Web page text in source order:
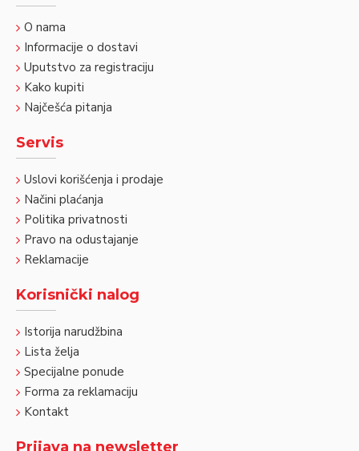
O nama
Informacije o dostavi
Uputstvo za registraciju
Kako kupiti
Najčešća pitanja
Servis
Uslovi korišćenja i prodaje
Načini plaćanja
Politika privatnosti
Pravo na odustajanje
Reklamacije
Korisnički nalog
Istorija narudžbina
Lista želja
Specijalne ponude
Forma za reklamaciju
Kontakt
Prijava na newsletter